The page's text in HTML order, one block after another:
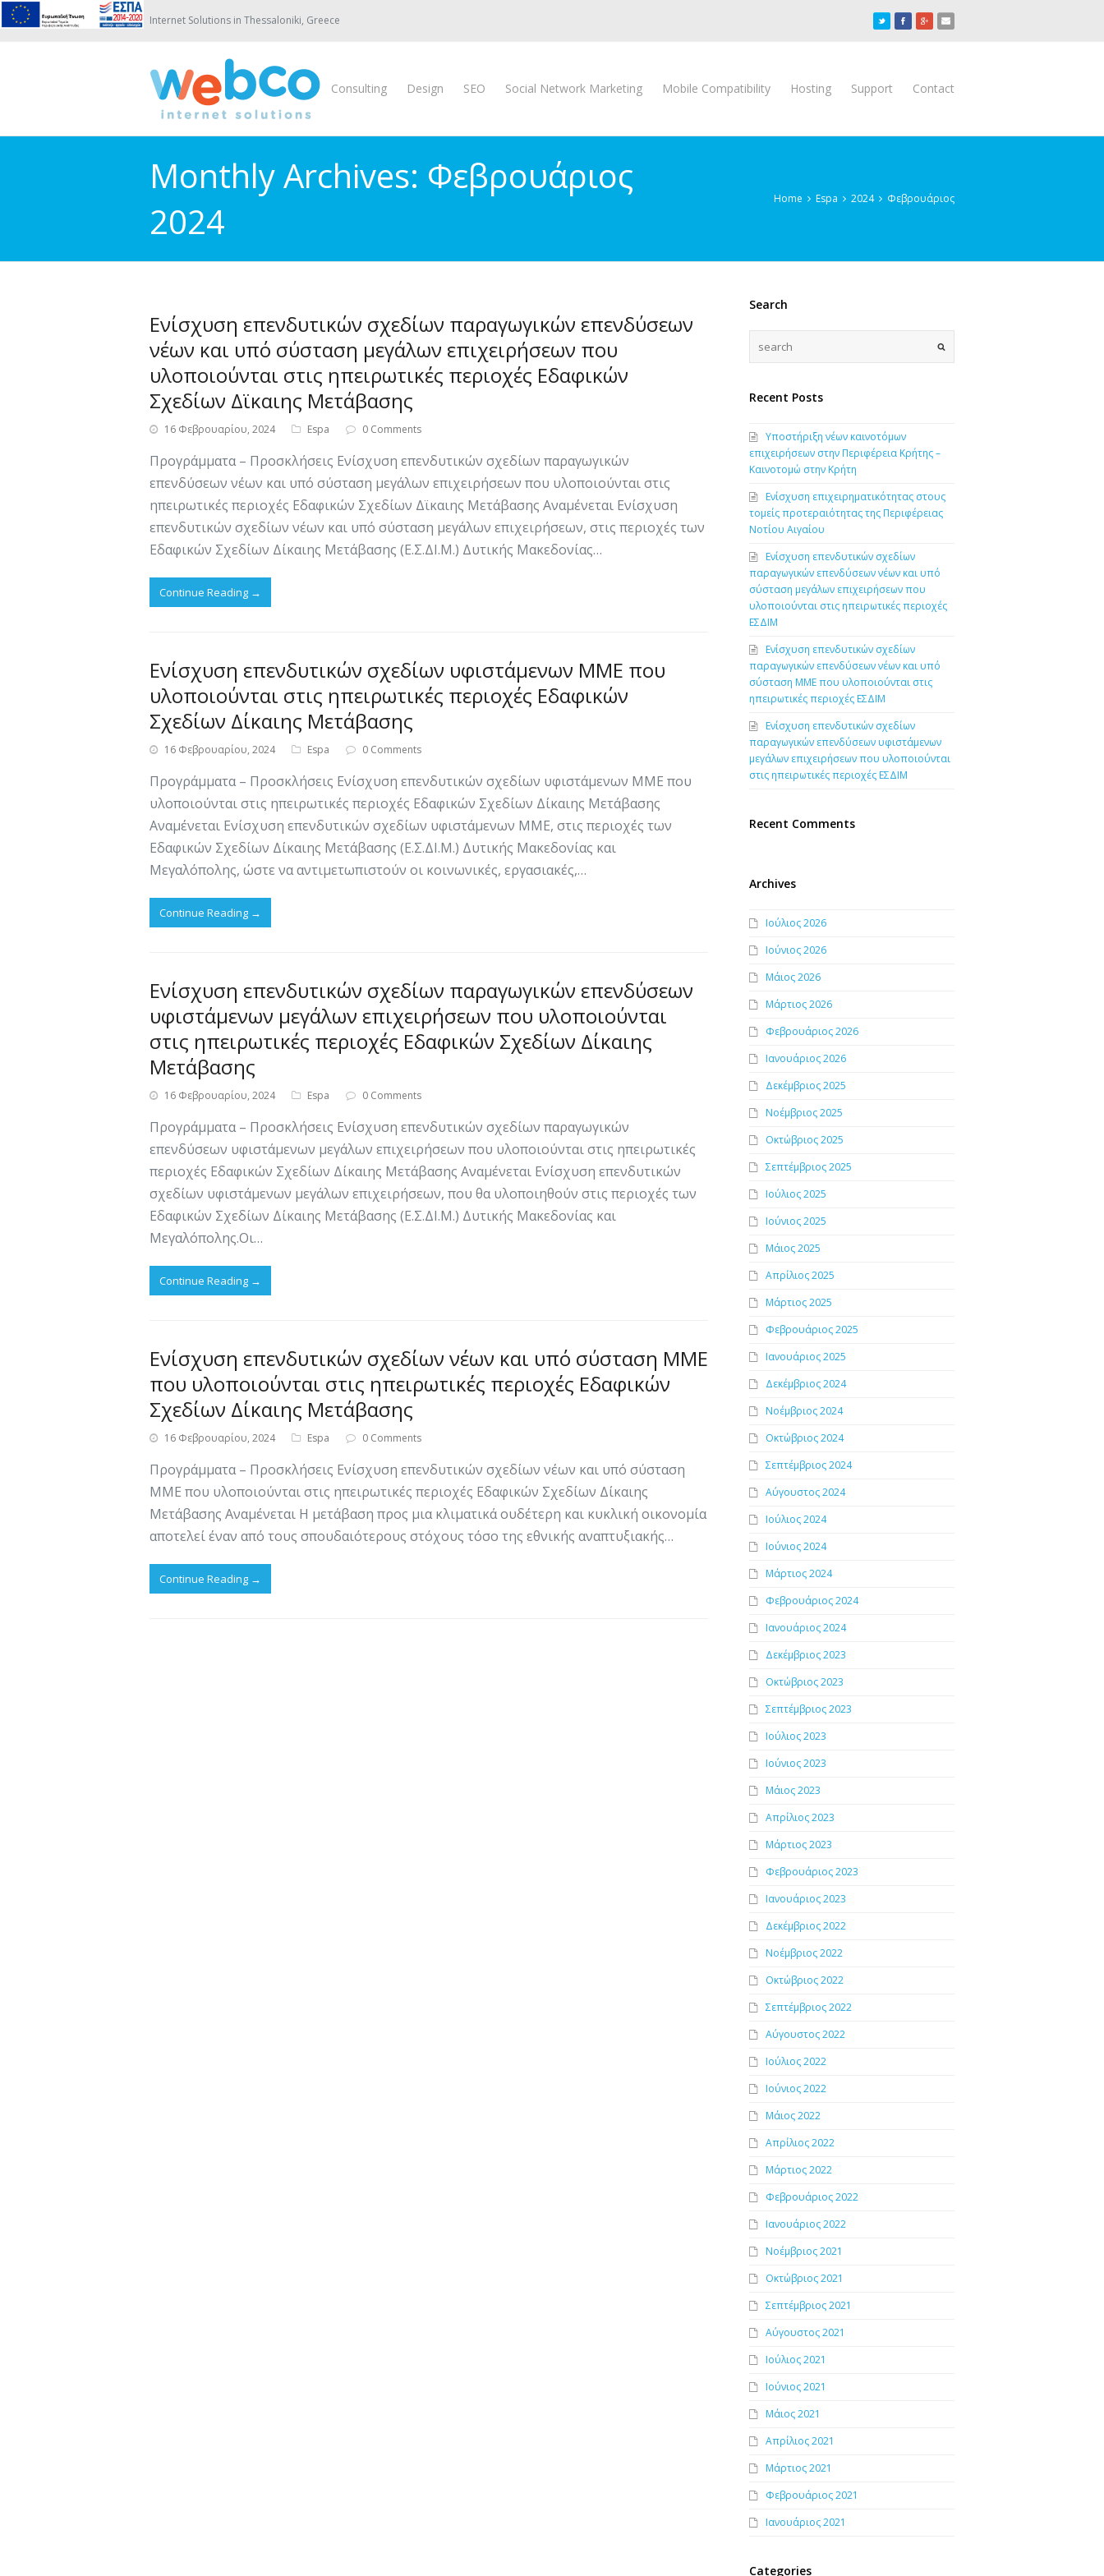
Internet Solutions in Thessaloniki, Greece
Consulting Design SEO Social Network Marketing Mobile Compatibility Hosting Support Contact
Monthly Archives: Φεβρουάριος
2024
Home Espa 2024 Φεβρουάριος
Ενίσχυση επενδυτικών σχεδίων παραγωγικών επενδύσεων
νέων και υπό σύσταση μεγάλων επιχειρήσεων που
υλοποιούνται στις ηπειρωτικές περιοχές Εδαφικών
Σχεδίων Δϊκαιης Μετάβασης
16 Φεβρουαρίου, 2024 Espa 0 Comments
Προγράμματα – Προσκλήσεις Ενίσχυση επενδυτικών σχεδίων παραγωγικών
επενδύσεων νέων και υπό σύσταση μεγάλων επιχειρήσεων που υλοποιούνται στις
ηπειρωτικές περιοχές Εδαφικών Σχεδίων Δϊκαιης Μετάβασης Αναμένεται Ενίσχυση
επενδυτικών σχεδίων νέων και υπό σύσταση μεγάλων επιχειρήσεων, στις περιοχές των
Εδαφικών Σχεδίων Δίκαιης Μετάβασης (Ε.Σ.ΔΙ.Μ.) Δυτικής Μακεδονίας…
Continue Reading →
Ενίσχυση επενδυτικών σχεδίων υφιστάμενων ΜΜΕ που
υλοποιούνται στις ηπειρωτικές περιοχές Εδαφικών
Σχεδίων Δίκαιης Μετάβασης
16 Φεβρουαρίου, 2024 Espa 0 Comments
Προγράμματα – Προσκλήσεις Ενίσχυση επενδυτικών σχεδίων υφιστάμενων ΜΜΕ που
υλοποιούνται στις ηπειρωτικές περιοχές Εδαφικών Σχεδίων Δίκαιης Μετάβασης
Αναμένεται Ενίσχυση επενδυτικών σχεδίων υφιστάμενων ΜΜΕ, στις περιοχές των
Εδαφικών Σχεδίων Δίκαιης Μετάβασης (Ε.Σ.ΔΙ.Μ.) Δυτικής Μακεδονίας και
Μεγαλόπολης, ώστε να αντιμετωπιστούν οι κοινωνικές, εργασιακές,…
Continue Reading →
Ενίσχυση επενδυτικών σχεδίων παραγωγικών επενδύσεων
υφιστάμενων μεγάλων επιχειρήσεων που υλοποιούνται
στις ηπειρωτικές περιοχές Εδαφικών Σχεδίων Δίκαιης
Μετάβασης
16 Φεβρουαρίου, 2024 Espa 0 Comments
Προγράμματα – Προσκλήσεις Ενίσχυση επενδυτικών σχεδίων παραγωγικών
επενδύσεων υφιστάμενων μεγάλων επιχειρήσεων που υλοποιούνται στις ηπειρωτικές
περιοχές Εδαφικών Σχεδίων Δίκαιης Μετάβασης Αναμένεται Ενίσχυση επενδυτικών
σχεδίων υφιστάμενων μεγάλων επιχειρήσεων, που θα υλοποιηθούν στις περιοχές των
Εδαφικών Σχεδίων Δίκαιης Μετάβασης (Ε.Σ.ΔΙ.Μ.) Δυτικής Μακεδονίας και
Μεγαλόπολης.Οι…
Continue Reading →
Ενίσχυση επενδυτικών σχεδίων νέων και υπό σύσταση ΜΜΕ
που υλοποιούνται στις ηπειρωτικές περιοχές Εδαφικών
Σχεδίων Δίκαιης Μετάβασης
16 Φεβρουαρίου, 2024 Espa 0 Comments
Προγράμματα – Προσκλήσεις Ενίσχυση επενδυτικών σχεδίων νέων και υπό σύσταση
ΜΜΕ που υλοποιούνται στις ηπειρωτικές περιοχές Εδαφικών Σχεδίων Δίκαιης
Μετάβασης Αναμένεται Η μετάβαση προς μια κλιματικά ουδέτερη και κυκλική οικονομία
αποτελεί έναν από τους σπουδαιότερους στόχους τόσο της εθνικής αναπτυξιακής…
Continue Reading →
Search
Recent Posts
Υποστήριξη νέων καινοτόμων
επιχειρήσεων στην Περιφέρεια Κρήτης –
Καινοτομώ στην Κρήτη
Ενίσχυση επιχειρηματικότητας στους
τομείς προτεραιότητας της Περιφέρειας
Νοτίου Αιγαίου
Ενίσχυση επενδυτικών σχεδίων
παραγωγικών επενδύσεων νέων και υπό
σύσταση μεγάλων επιχειρήσεων που
υλοποιούνται στις ηπειρωτικές περιοχές
ΕΣΔΙΜ
Ενίσχυση επενδυτικών σχεδίων
παραγωγικών επενδύσεων νέων και υπό
σύσταση ΜΜΕ που υλοποιούνται στις
ηπειρωτικές περιοχές ΕΣΔΙΜ
Ενίσχυση επενδυτικών σχεδίων
παραγωγικών επενδύσεων υφιστάμενων
μεγάλων επιχειρήσεων που υλοποιούνται
στις ηπειρωτικές περιοχές ΕΣΔΙΜ
Recent Comments
Archives
Ιούλιος 2026
Ιούνιος 2026
Μάιος 2026
Μάρτιος 2026
Φεβρουάριος 2026
Ιανουάριος 2026
Δεκέμβριος 2025
Νοέμβριος 2025
Οκτώβριος 2025
Σεπτέμβριος 2025
Ιούλιος 2025
Ιούνιος 2025
Μάιος 2025
Απρίλιος 2025
Μάρτιος 2025
Φεβρουάριος 2025
Ιανουάριος 2025
Δεκέμβριος 2024
Νοέμβριος 2024
Οκτώβριος 2024
Σεπτέμβριος 2024
Αύγουστος 2024
Ιούλιος 2024
Ιούνιος 2024
Μάρτιος 2024
Φεβρουάριος 2024
Ιανουάριος 2024
Δεκέμβριος 2023
Οκτώβριος 2023
Σεπτέμβριος 2023
Ιούλιος 2023
Ιούνιος 2023
Μάιος 2023
Απρίλιος 2023
Μάρτιος 2023
Φεβρουάριος 2023
Ιανουάριος 2023
Δεκέμβριος 2022
Νοέμβριος 2022
Οκτώβριος 2022
Σεπτέμβριος 2022
Αύγουστος 2022
Ιούλιος 2022
Ιούνιος 2022
Μάιος 2022
Απρίλιος 2022
Μάρτιος 2022
Φεβρουάριος 2022
Ιανουάριος 2022
Νοέμβριος 2021
Οκτώβριος 2021
Σεπτέμβριος 2021
Αύγουστος 2021
Ιούλιος 2021
Ιούνιος 2021
Μάιος 2021
Απρίλιος 2021
Μάρτιος 2021
Φεβρουάριος 2021
Ιανουάριος 2021
Categories